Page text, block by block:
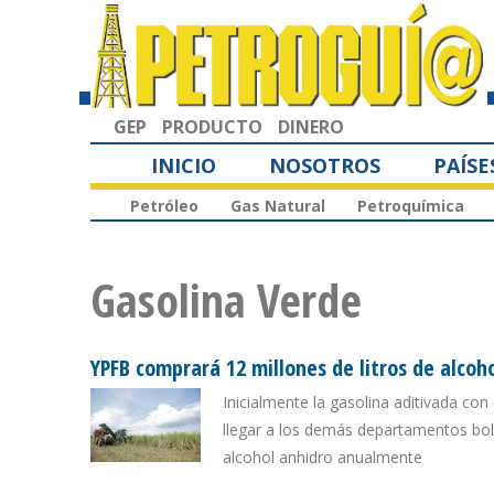
GEP PRODUCTO DINERO
INICIO NOSOTROS
Petróleo Gas Natural Petroquímica
Gasolina Verde
YPFB comprará 12 millones de litros de
Inicialmente la gasolina aditivada
llegar a los demás departamentos
alcohol anhidro anualmente